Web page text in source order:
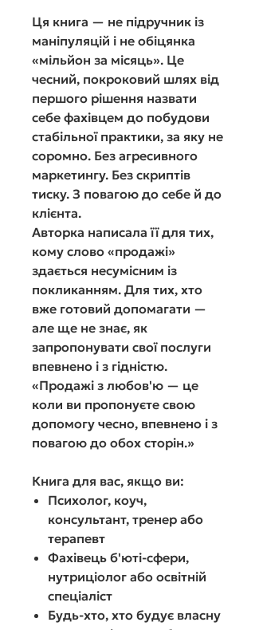
Ця книга — не підручник із
маніпуляцій і не обіцянка
«мільйон за місяць». Це
чесний, покроковий шлях від
першого рішення назвати
себе фахівцем до побудови
стабільної практики, за яку не
соромно. Без агресивного
маркетингу. Без скриптів
тиску. З повагою до себе й до
клієнта.
Авторка написала її для тих,
кому слово «продажі»
здається несумісним із
покликанням. Для тих, хто
вже готовий допомагати —
але ще не знає, як
запропонувати свої послуги
впевнено і з гідністю.
«Продажі з любов'ю — це
коли ви пропонуєте свою
допомогу чесно, впевнено і з
повагою до обох сторін.»
Книга для вас, якщо ви:
Психолог, коуч,
консультант, тренер або
терапевт
Фахівець б'юті-сфери,
нутриціолог або освітній
спеціаліст
Будь-хто, хто будує власну